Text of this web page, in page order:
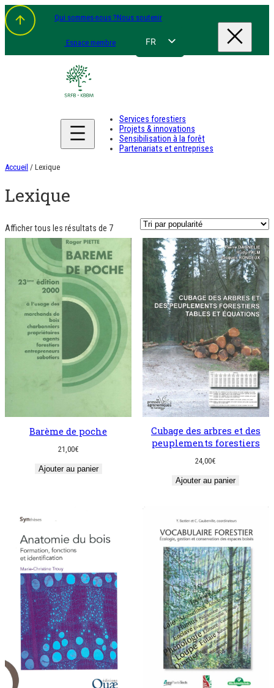
Aller
au
contenu
Qui sommes-nous ?Nous soutenir
Espace membre FR
DE
Services forestiers
Projets & innovations
Sensibilisation à la forêt
Partenariats et entreprises
Accueil / Lexique
Lexique
Afficher tous les résultats de 7Classés
par
popularité
Barème de poche
21,00€
Ajouter au panier
Cubage des arbres et des
peuplements forestiers
24,00€
Ajouter au panier